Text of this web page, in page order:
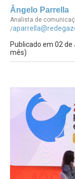
Ângelo Parrella
Analista de
/
Publicado em 02
mês)